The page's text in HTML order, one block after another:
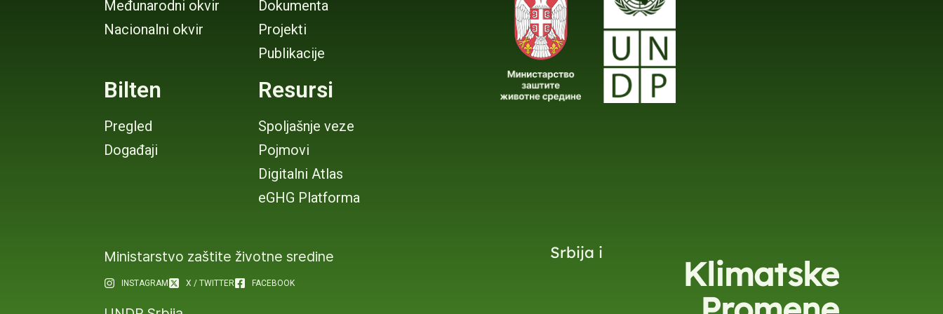
Međunarodni okvir
Nacionalni okvir
Dokumenta
Projekti
Publikacije
Bilten
Pregled
Događaji
Resursi
Spoljašnje veze
Pojmovi
Digitalni Atlas
eGHG Platforma
Ministarstvo zaštite životne sredine
INSTAGRAM X / TWITTER FACEBOOK
Srbija i
Klimatske